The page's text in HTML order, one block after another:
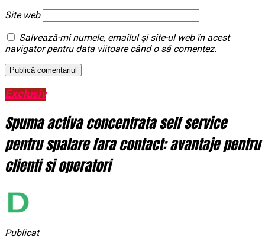
Site web
Salvează-mi numele, emailul și site-ul web în acest
navigator pentru data viitoare când o să comentez.
Exclusiv
Spuma activa concentrata self service
pentru spalare fara contact: avantaje pentru
clienti si operatori
Publicat